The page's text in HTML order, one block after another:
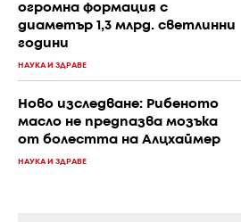
огромна формация с
диаметър 1,3 млрд. светлинни
години
НАУКА И ЗДРАВЕ
Ново изследване: Рибеното
масло не предпазва мозъка
от болестта на Алцхаймер
НАУКА И ЗДРАВЕ